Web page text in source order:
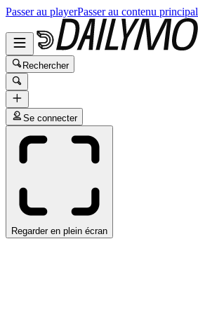
Passer au playerPasser au contenu principal
Rechercher
Se connecter
Regarder en plein écran